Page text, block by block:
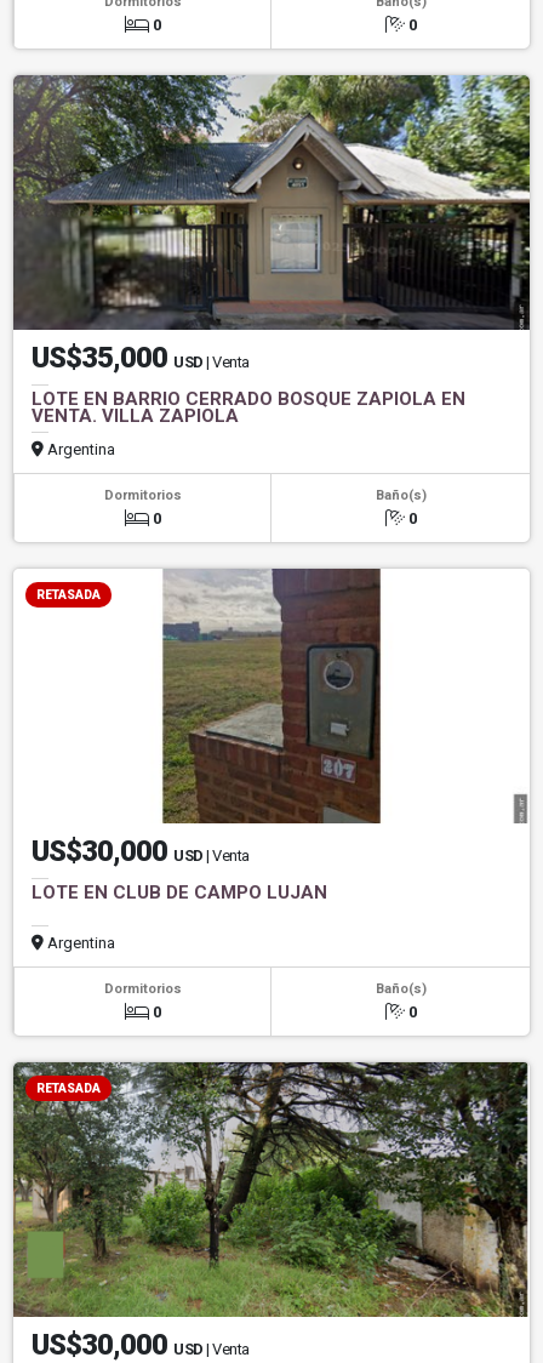
0 0
US$35,000 USD | Venta
LOTE EN BARRIO CERRADO BOSQUE ZAPIOLA EN
VENTA. VILLA ZAPIOLA
Argentina
Dormitorios
0
Baño(s)
0
RETASADA
US$30,000 USD | Venta
LOTE EN CLUB DE CAMPO LUJAN
Argentina
Dormitorios
0
Baño(s)
0
RETASADA
US$30,000 USD | Venta